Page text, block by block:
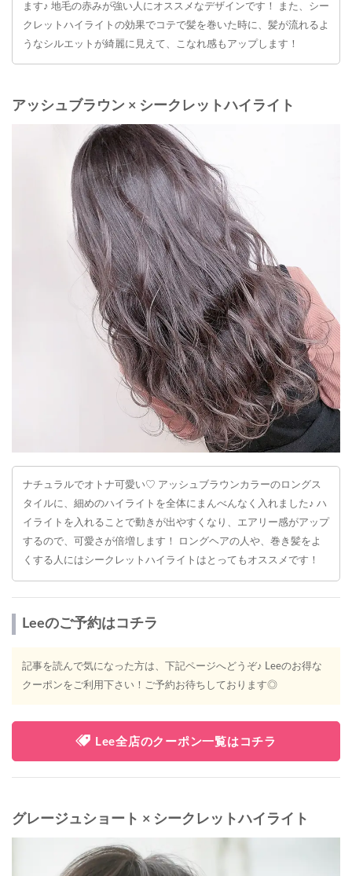
ます♪ 地毛の赤みが強い人にオススメなデザインです！ また、シー
クレットハイライトの効果でコテで髪を巻いた時に、髪が流れるよ
うなシルエットが綺麗に見えて、こなれ感もアップします！
アッシュブラウン × シークレットハイライト
ナチュラルでオトナ可愛い♡ アッシュブラウンカラーのロングス
タイルに、細めのハイライトを全体にまんべんなく入れました♪ ハ
イライトを入れることで動きが出やすくなり、エアリー感がアップ
するので、可愛さが倍増します！ ロングヘアの人や、巻き髪をよ
くする人にはシークレットハイライトはとってもオススメです！
Leeのご予約はコチラ
記事を読んで気になった方は、下記ページへどうぞ♪ Leeのお得な
クーポンをご利用下さい！ご予約お待ちしております◎
Lee全店のクーポン一覧はコチラ
グレージュショート × シークレットハイライト